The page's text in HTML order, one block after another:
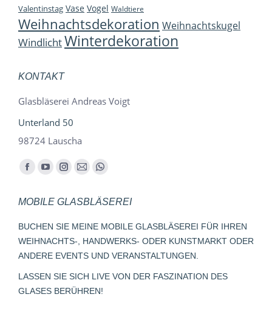
Valentinstag Vase Vogel Waldtiere
Weihnachtsdekoration Weihnachtskugel
WindlichtWinterdekoration
KONTAKT
Glasbläserei Andreas Voigt
Unterland 50
98724 Lauscha
Finden Sie uns auf:
Facebook
opens
in
new
window
YouTube
opens
in
new
window
Instagram
opens
in
new
window
E-
page
opens
in
new
Whatsapp
opens
in
new
window
MOBILE GLASBLÄSEREI
BUCHEN SIE MEINE MOBILE GLASBLÄSEREI FÜR IHREN
WEIHNACHTS-, HANDWERKS- ODER KUNSTMARKT ODER
ANDERE EVENTS UND VERANSTALTUNGEN.
LASSEN SIE SICH LIVE VON DER FASZINATION DES
GLASES BERÜHREN!